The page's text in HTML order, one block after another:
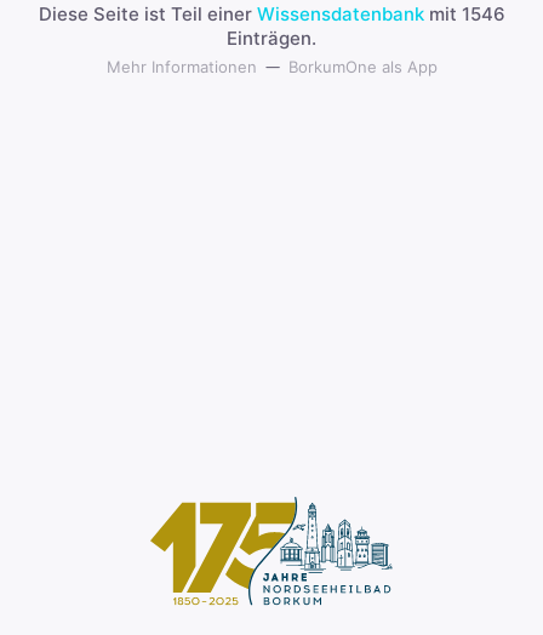
Diese Seite ist Teil einer Wissensdatenbankmit 1546
Einträgen.
Mehr Informationen BorkumOne als App